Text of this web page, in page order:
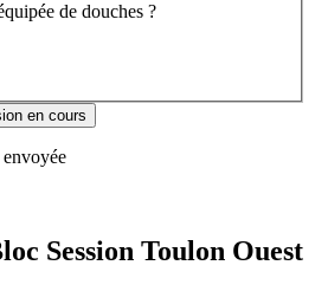
de douches ?
en cours
Session Toulon Ouest